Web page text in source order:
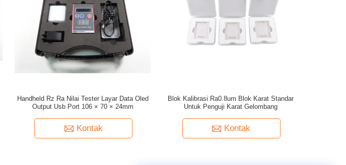
Handheld Rz Ra Nilai Tester Layar Data Oled
Output Usb Port 106 × 70 × 24mm
Kontak
Blok Kalibrasi Ra0.8um Blok Karat Standar
Untuk Penguji Karat Gelombang
Kontak